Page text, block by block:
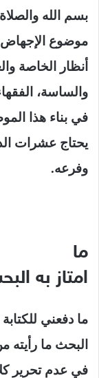
بسم الله
موضوع
أنظار الخاصة
والساسة،
في بناء هذا
يحتاج عشرات
وفرعه.
ما
امتاز به
ما دفعني
البحث ما رأيته
في عدم تحرير